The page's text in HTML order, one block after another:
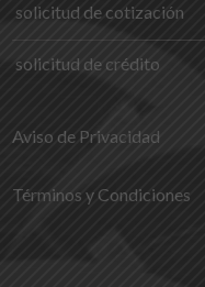
solicitud de cotización
solicitud de crédito
Aviso de Privacidad
Términos y Condiciones